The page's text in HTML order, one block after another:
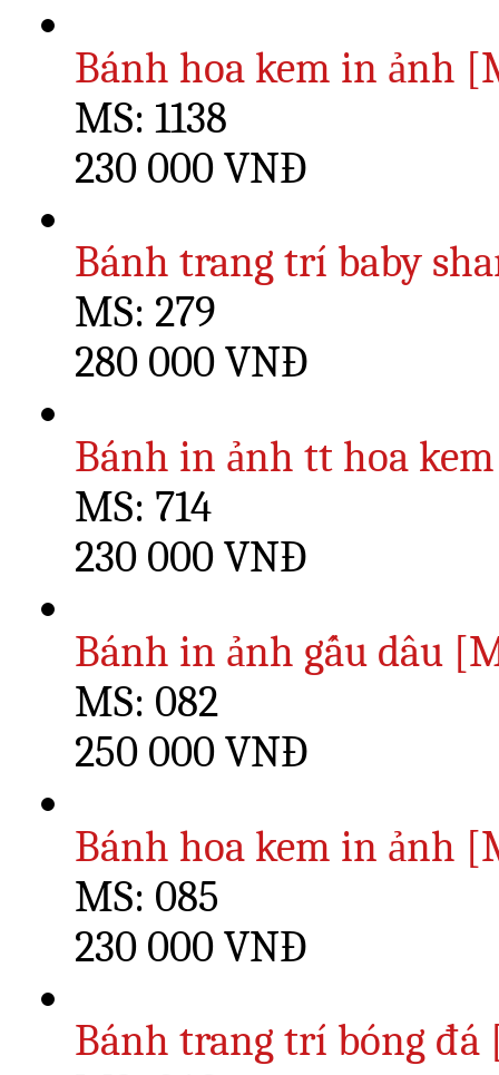
Bánh hoa kem in ảnh
MS: 1138
230 000 VNĐ
Bánh trang trí baby
MS: 279
280 000 VNĐ
Bánh in ảnh tt hoa
MS: 714
230 000 VNĐ
Bánh in ảnh gấu dâu
MS: 082
250 000 VNĐ
Bánh hoa kem in ảnh
MS: 085
230 000 VNĐ
Bánh trang trí bóng đá